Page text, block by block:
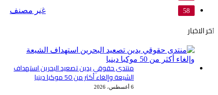
غير مصنف 58
اخر الاخبار
منتدى حقوقي يدين تصعيد البحرين استهداف
الشيعة وإلغاء أكثر من 50 موكبا دينيا
6 أغسطس، 2026